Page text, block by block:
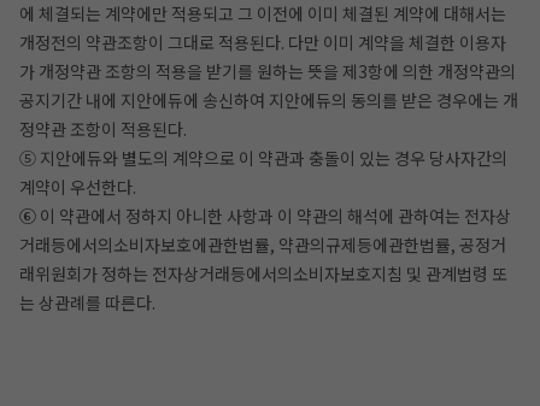
에 체결되는 계약에만 적용되고 그 이전에 이미 체결된 계약에 대해서는
개정전의 약관조항이 그대로 적용된다. 다만 이미 계약을 체결한 이용자
가 개정약관 조항의 적용을 받기를 원하는 뜻을 제3항에 의한 개정약관의
공지기간 내에 지안에듀에 송신하여 지안에듀의 동의를 받은 경우에는 개
정약관 조항이 적용된다.
⑤ 지안에듀와 별도의 계약으로 이 약관과 충돌이 있는 경우 당사자간의
계약이 우선한다.
⑥ 이 약관에서 정하지 아니한 사항과 이 약관의 해석에 관하여는 전자상
거래등에서의소비자보호에관한법률, 약관의규제등에관한법률, 공정거
래위원회가 정하는 전자상거래등에서의소비자보호지침 및 관계법령 또
는 상관례를 따른다.